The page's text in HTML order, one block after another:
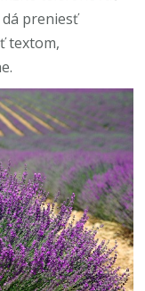
dá preniesť
textom,